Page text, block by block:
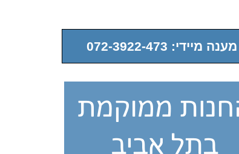
מענה מיידי: 072-3922-473